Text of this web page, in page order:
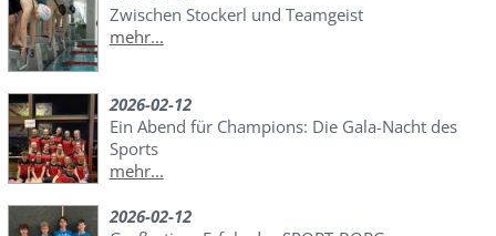
Zwischen Stockerl und Teamgeist
mehr...
2026-02-12
Ein Abend für Champions: Die Gala-Nacht des
Sports
mehr...
2026-02-12